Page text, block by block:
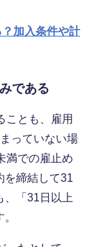
加入条件や計
である
ことも、雇用
っていない場
満での雇止め
を締結して31
、「31日以上